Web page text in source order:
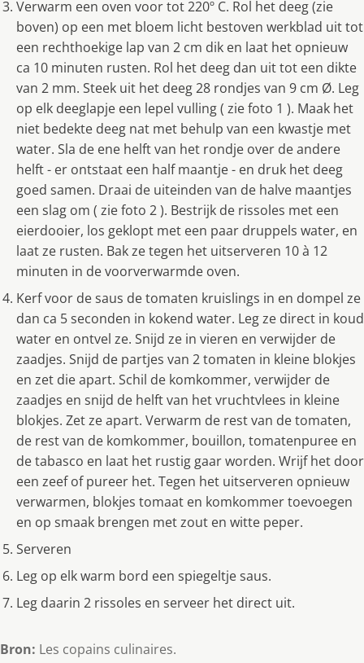
Verwarm een oven voor tot 220º C. Rol het deeg (zie
boven) op een met bloem licht bestoven werkblad uit tot
een rechthoekige lap van 2 cm dik en laat het opnieuw
ca 10 minuten rusten. Rol het deeg dan uit tot een dikte
van 2 mm. Steek uit het deeg 28 rondjes van 9 cm Ø. Leg
op elk deeglapje een lepel vulling ( zie foto 1 ). Maak het
niet bedekte deeg nat met behulp van een kwastje met
water. Sla de ene helft van het rondje over de andere
helft - er ontstaat een half maantje - en druk het deeg
goed samen. Draai de uiteinden van de halve maantjes
een slag om ( zie foto 2 ). Bestrijk de rissoles met een
eierdooier, los geklopt met een paar druppels water, en
laat ze rusten. Bak ze tegen het uitserveren 10 à 12
minuten in de voorverwarmde oven.
Kerf voor de saus de tomaten kruislings in en dompel ze
dan ca 5 seconden in kokend water. Leg ze direct in koud
water en ontvel ze. Snijd ze in vieren en verwijder de
zaadjes. Snijd de partjes van 2 tomaten in kleine blokjes
en zet die apart. Schil de komkommer, verwijder de
zaadjes en snijd de helft van het vruchtvlees in kleine
blokjes. Zet ze apart. Verwarm de rest van de tomaten,
de rest van de komkommer, bouillon, tomatenpuree en
de tabasco en laat het rustig gaar worden. Wrijf het door
een zeef of pureer het. Tegen het uitserveren opnieuw
verwarmen, blokjes tomaat en komkommer toevoegen
en op smaak brengen met zout en witte peper.
Serveren
Leg op elk warm bord een spiegeltje saus.
Leg daarin 2 rissoles en serveer het direct uit.
Bron: Les copains culinaires.